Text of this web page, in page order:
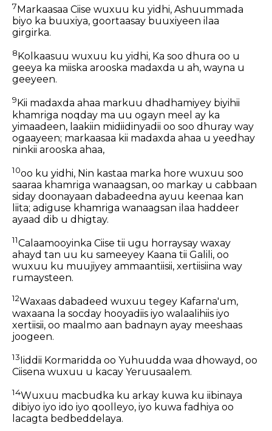
7Markaasaa Ciise wuxuu ku yidhi, Ashuummada
biyo ka buuxiya, goortaasay buuxiyeen ilaa
girgirka.
8 Kolkaasuu wuxuu ku yidhi, Ka soo dhura oo u
geeya ka miiska arooska madaxda u ah, wayna u
geeyeen.
9 Kii madaxda ahaa markuu dhadhamiyey biyihii
khamriga noqday ma uu ogayn meel ay ka
yimaadeen, laakiin midiidinyadii oo soo dhuray way
ogaayeen; markaasaa kii madaxda ahaa u yeedhay
ninkii arooska ahaa,
10oo ku yidhi, Nin kastaa marka hore wuxuu soo
saaraa khamriga wanaagsan, oo markay u cabbaan
siday doonayaan dabadeedna ayuu keenaa kan
liita; adiguse khamriga wanaagsan ilaa haddeer
ayaad dib u dhigtay.
11Calaamooyinka Ciise tii ugu horraysay waxay
ahayd tan uu ku sameeyey Kaana tii Galili, oo
wuxuu ku muujiyey ammaantiisii, xertiisiina way
rumaysteen.
12Waxaas dabadeed wuxuu tegey Kafarna'um,
waxaana la socday hooyadiis iyo walaalihiis iyo
xertiisii, oo maalmo aan badnayn ayay meeshaas
joogeen.
13Iiddii Kormaridda oo Yuhuudda waa dhowayd, oo
Ciisena wuxuu u kacay Yeruusaalem.
14Wuxuu macbudka ku arkay kuwa ku iibinaya
dibiyo iyo ido iyo qoolleyo, iyo kuwa fadhiya oo
lacagta bedbeddelaya.